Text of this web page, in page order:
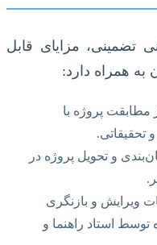
تضمینی، مزایای قابل
به همراه دارد:
مطابقت پروژه با
تحقیقاتی.
و تحویل پروژه در
ویرایش و بازنگری
توسط استاد راهنما و